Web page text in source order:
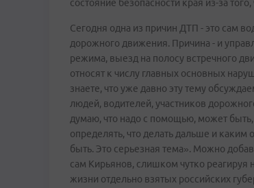
состояние безопасности края из-за
Сегодня одна из причин ДТП - это сам
дорожного движения. Причина - и
режима, выезд на полосу встречного
относят к числу главных основных
знаете, что уже давно эту тему
людей, водителей, участников
думаю, что надо с помощью, может быть,
определять, что делать дальше и
быть. Это серьезная тема». Можно
сам Кирьянов, слишком чутко реагируя
жизни отдельно взятых российских